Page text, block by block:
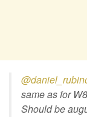
same as for
Should be